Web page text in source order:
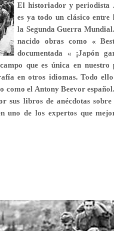
El historiador y periodista
es ya todo un clásico entre
la Segunda Guerra
nacido obras como «
documentada « ¡Japón
que es única en
en otros idiomas. Todo
como el Antony Beevor español
sus libros de anécdotas
uno de los expertos que